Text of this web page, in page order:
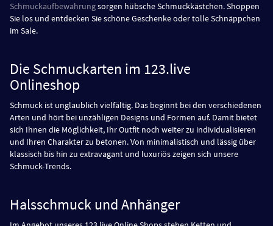
Schmuckaufbewahrungsorgen hübsche Schmuckkästchen. Shoppen
Sie los und entdecken Sie schöne Geschenke oder tolle Schnäppchen
im Sale.
Die Schmuckarten im 123.live
Onlineshop
Schmuck ist unglaublich vielfältig. Das beginnt bei den verschiedenen
Arten und hört bei unzähligen Designs und Formen auf. Damit bietet
sich Ihnen die Möglichkeit, Ihr Outfit noch weiter zu individualisieren
und Ihren Charakter zu betonen. Von minimalistisch und lässig über
klassisch bis hin zu extravagant und luxuriös zeigen sich unsere
Schmuck-Trends.
Halsschmuck und Anhänger